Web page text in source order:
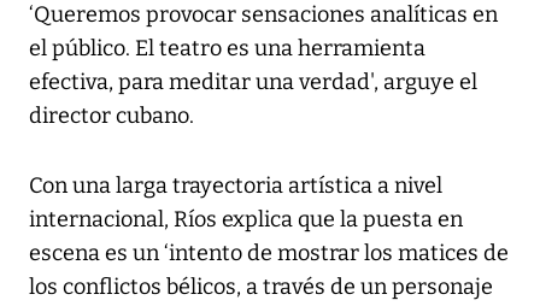
‘Queremos provocar sensaciones analíticas en
el público. El teatro es una herramienta
efectiva, para meditar una verdad', arguye el
director cubano.
Con una larga trayectoria artística a nivel
internacional, Ríos explica que la puesta en
escena es un ‘intento de mostrar los matices de
los conflictos bélicos, a través de un personaje